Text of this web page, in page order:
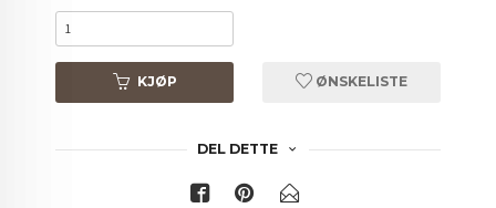
KJØP ØNSKELISTE
DEL DETTE